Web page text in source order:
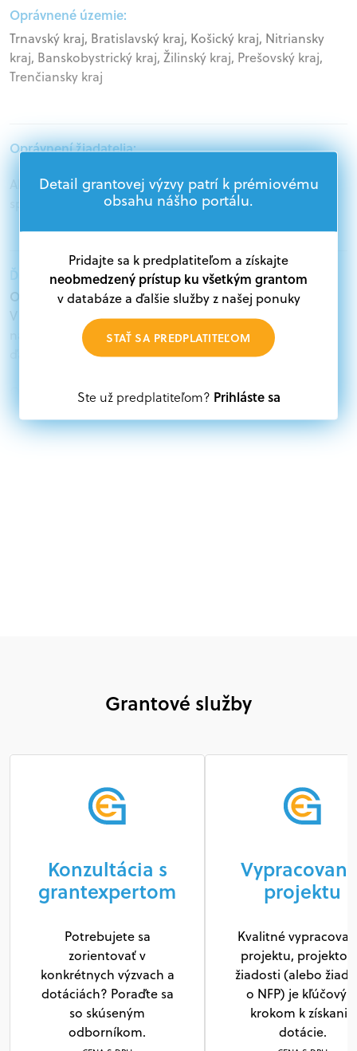
Oprávnené územie:
Trnavský kraj, Bratislavský kraj, Košický kraj, Nitriansky
kraj, Banskobystrický kraj, Žilinský kraj, Prešovský kraj,
Trenčiansky kraj
Oprávnení žiadatelia:
Akademický sektor, Mimovládne organizácie, Štátna
Ďalšie informácie:
Oprávnení žiadatelia:
V databáze grantov a dotácií na portáli Grantexpert.sk
nájdete aktuálne výzvy z eurofondov, plánu obnovy a
ďalších zdrojov.
Oprávnení partneri:
Akákoľvek právnická osoba, t. j. verejný alebo súkromný
subjekt, komerčný alebo nekomerčný, ako aj
Detail grantovej výzvy patrí k prémiovému
obsahu nášho portálu.
Pridajte sa k predplatiteľom a získajte
neobmedzený prístup ku všetkým grantom
v databáze a ďalšie služby z našej ponuky
STAŤ SA PREDPLATITEĽOM
Ste už predplatiteľom? Prihláste sa
Grantové služby
Konzultácia s
grantexpertom
Potrebujete sa
zorientovať v
konkrétnych výzvach a
dotáciách? Poraďte sa
so skúseným
odborníkom.
projektu
Kvalitné
projektu,
žiadosti (alebo
o NFP) je
krokom k získaniu
dotácie.